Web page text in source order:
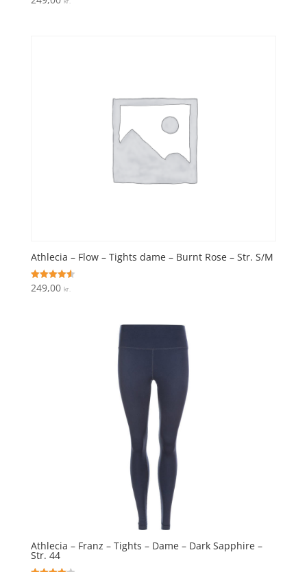
4
Athlecia – Flow – Tights dame – Burnt Rose – Str. S/M
Vurderet
4.6
249,00 kr.
Athlecia – Franz – Tights – Dame – Dark Sapphire –
Str. 44